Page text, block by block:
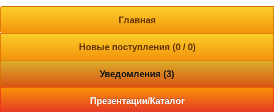
Главная
Новые поступления (0 / 0)
Уведомления (3)
Презентации/Каталог